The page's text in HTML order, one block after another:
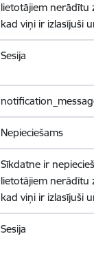
lietotājiem nerādītu
kad viņi ir izlasījuši
Sesija
Nepieciešams
Sīkdatne ir
lietotājiem nerādītu
kad viņi ir izlasījuši
Sesija